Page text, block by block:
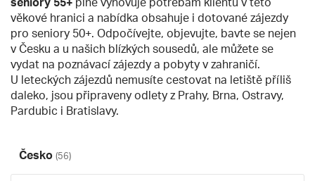
věkové hranici a nabídka obsahuje i dotované zájezdy
pro seniory 50+. Odpočívejte, objevujte, bavte se nejen
v Česku a u našich blízkých sousedů, ale můžete se
vydat na poznávací zájezdy a pobyty v zahraničí.
U leteckých zájezdů nemusíte cestovat na letiště příliš
daleko, jsou připraveny odlety z Prahy, Brna, Ostravy,
Pardubic i Bratislavy.
Česko (56)